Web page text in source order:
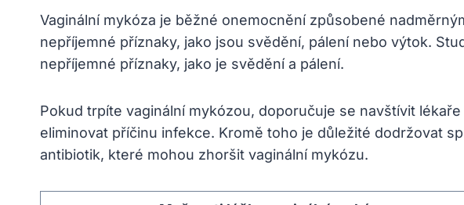
Vaginální mykóza je běžné onemocnění způsobené
nepříjemné příznaky, jako jsou svědění, pálení nebo výtok.
nepříjemné příznaky, jako je svědění a pálení.
Pokud trpíte vaginální mykózou, doporučuje se navštívit
eliminovat příčinu infekce. Kromě toho je důležité dodržovat
antibiotik, které mohou zhoršit vaginální mykózu.